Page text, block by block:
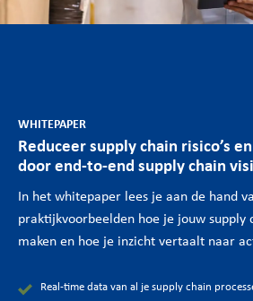
WHITEPAPER
Reduceer supply chain risico’s
door end-to-end supply chain
In het whitepaper lees je aan de hand
praktijkvoorbeelden hoe je jouw supply
maken en hoe je inzicht vertaalt naar
Real-time data van al je supply chain